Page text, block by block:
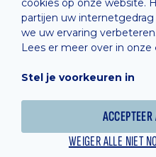
cookies op onze website.
partijen uw
we uw ervaring verbeteren.
Lees er meer over in onze
Stel je voorkeuren in
WEIGER ALLE NIET
verkoopsvoorwaarden
Cookie Policy
Hosted by Combell
Powered online by